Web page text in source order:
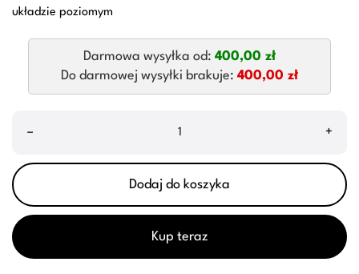
układzie poziomym
Darmowa wysyłka od: 400,00 zł
Do darmowej wysyłki brakuje: 400,00 zł
– +
Dodaj do koszyka
Kup teraz